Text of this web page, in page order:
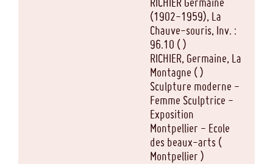
(1902-1959), La
Chauve-souris, Inv. :
96.10 ( )
RICHIER, Germaine, La
Montagne ( )
Sculpture moderne -
Femme Sculptrice -
Exposition
Montpellier - Ecole
des beaux-arts (
Montpellier )